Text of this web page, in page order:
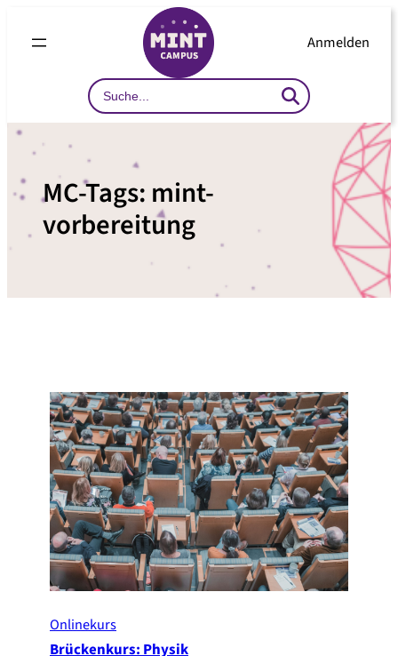
Inhalt
Anmelden
Search
…
MC-Tags: mint-
vorbereitung
Onlinekurs
Brückenkurs: Physik